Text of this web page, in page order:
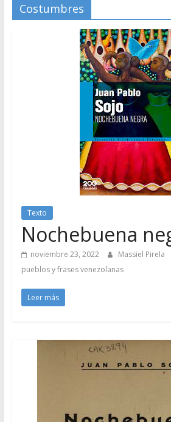
Costumbres
Texto
Nochebuena
noviembre 23, 2022 Massiel Pirela
pueblos y frases venezolanas
Leer más